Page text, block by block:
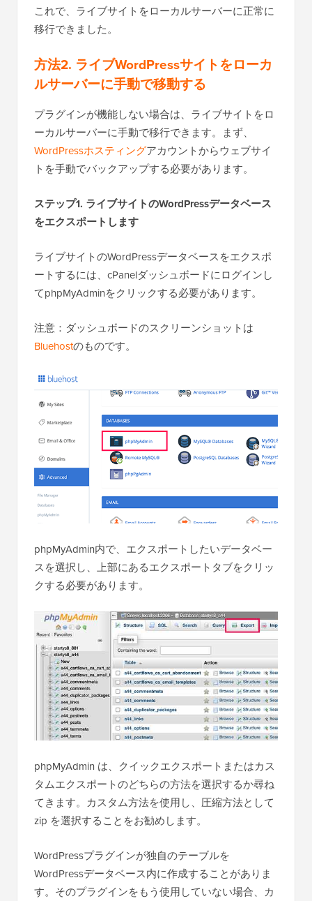
これで、ライブサイトをローカルサーバーに正常に
移行できました。
方法2. ライブWordPressサイトをローカ
ルサーバーに手動で移動する
プラグインが機能しない場合は、ライブサイトをロ
ーカルサーバーに手動で移行できます。まず、
WordPressホスティングアカウントからウェブサイ
トを手動でバックアップする必要があります。
ステップ1. ライブサイトのWordPressデータベース
をエクスポートします
ライブサイトのWordPressデータベースをエクスポ
ートするには、cPanelダッシュボードにログインし
てphpMyAdminをクリックする必要があります。
注意：ダッシュボードのスクリーンショットは
Bluehostのものです。
phpMyAdmin内で、エクスポートしたいデータベー
スを選択し、上部にあるエクスポートタブをクリッ
クする必要があります。
phpMyAdmin は、クイックエクスポートまたはカス
タムエクスポートのどちらの方法を選択するか尋ね
てきます。カスタム方法を使用し、圧縮方法として
zip を選択することをお勧めします。
WordPressプラグインが独自のテーブルを
WordPressデータベース内に作成することがありま
す。そのプラグインをもう使用していない場合、カ